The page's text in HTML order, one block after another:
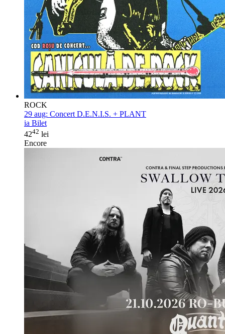
ROCK
29 aug: Concert D.E.N.I.S. + PLANT
ia Bilet
4242 lei
Encore